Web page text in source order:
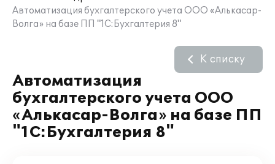
Автоматизация бухгалтерского учета ООО «Алькасар-
Волга» на базе ПП "1С:Бухгалтерия 8"
Автоматизация
бухгалтерского учета ООО
«Алькасар-Волга» на базе ПП
"1С:Бухгалтерия 8"
К списку